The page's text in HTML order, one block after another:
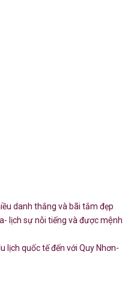
danh thắng và bãi tắm đẹp
lịch sự nỗi tiếng và được mệnh
lịch quốc tế đến với Quy Nhơn-